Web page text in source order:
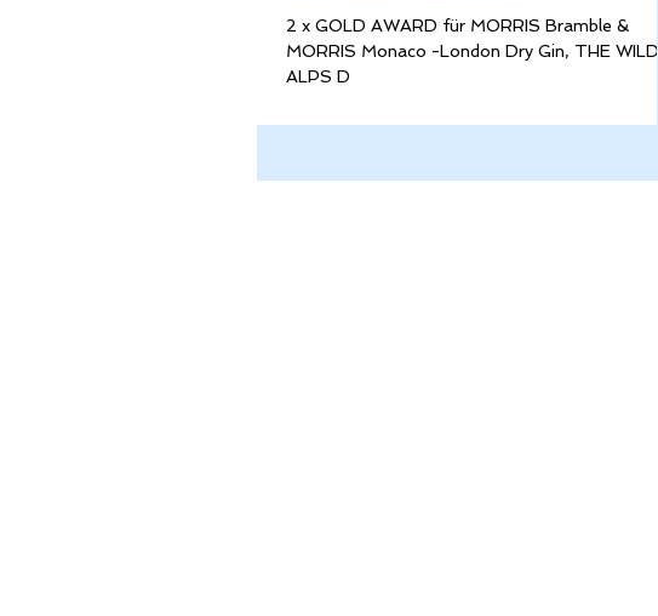
2 x GOLD AWARD für MORRIS Bramble &
MORRIS Monaco -London Dry Gin, THE WILD
ALPS D